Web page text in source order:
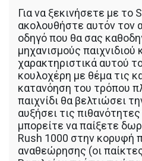
Για να ξεκινήσετε με το
ακολουθήστε αυτόν τον
οδηγό που θα σας
μηχανισμούς παιχνιδιού
χαρακτηριστικά αυτού
κουλοχέρη με θέμα τις
κατανόηση του τρόπου
παιχνίδι θα βελτιώσει
αυξήσει τις
μπορείτε να παίξετε
Rush 1000 στην κορυφή
αναθεώρησης (οι